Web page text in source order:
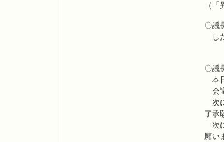
（
〇議
し
◎
〇議
本
会
次
了承
次
願い